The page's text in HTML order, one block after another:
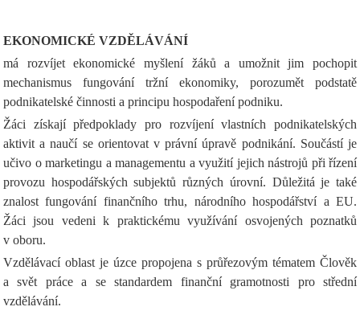
EKONOMICKÉ VZDĚLÁVÁNÍ
má rozvíjet ekonomické myšlení žáků a umožnit jim pochopit
mechanismus fungování tržní ekonomiky, porozumět podstatě
podnikatelské činnosti a principu hospodaření podniku.
Žáci získají předpoklady pro rozvíjení vlastních podnikatelských
aktivit a naučí se orientovat v právní úpravě podnikání. Součástí je
učivo o marketingu a managementu a využití jejich nástrojů při řízení
provozu hospodářských subjektů různých úrovní. Důležitá je také
znalost fungování finančního trhu, národního hospodářství a EU.
Žáci jsou vedeni k praktickému využívání osvojených poznatků
v oboru.
Vzdělávací oblast je úzce propojena s průřezovým tématem Člověk
a svět práce a se standardem finanční gramotnosti pro střední
vzdělávání.